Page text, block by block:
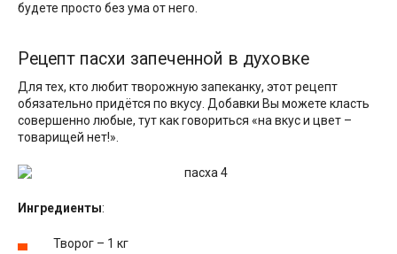
будете просто без ума от него.
Рецепт пасхи запеченной в духовке
Для тех, кто любит творожную запеканку, этот рецепт
обязательно придётся по вкусу. Добавки Вы можете класть
совершенно любые, тут как говориться «на вкус и цвет –
товарищей нет!».
Ингредиенты:
Творог – 1 кг